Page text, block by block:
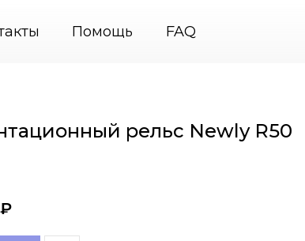
FAQ
Помощь
рельс Newly R50
₽